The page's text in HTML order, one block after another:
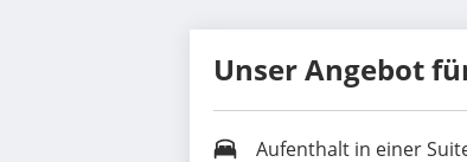
Unser Angebot
Aufenthalt in einer